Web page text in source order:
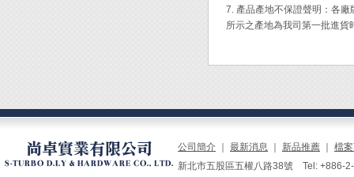
◆ 應用
*請詳
7. 產品產地不保證聲明：各
所示之產地為我司第一批進
公司簡介 最新消息 新品推薦
檔
新北市五股區五權八路38號 Tel: